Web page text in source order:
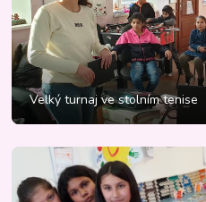
Velký turnaj ve stolním tenise